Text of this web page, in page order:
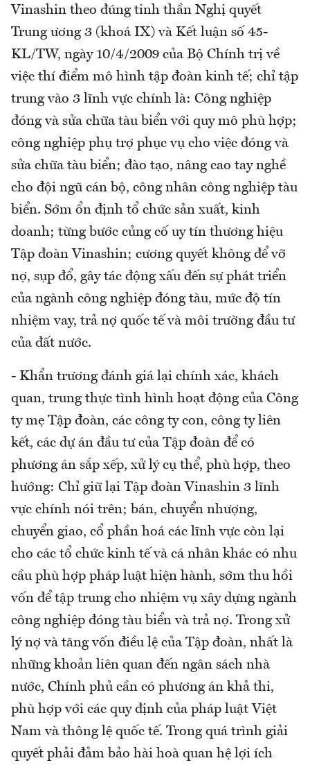
Vinashin theo đúng tinh thần Nghị quyết
Trung ương 3 (khoá IX) và Kết luận số 45-
KL/TW, ngày 10/4/2009 của Bộ Chính trị về
việc thí điểm mô hình tập đoàn kinh tế; chỉ tập
trung vào 3 lĩnh vực chính là: Công nghiệp
đóng và sửa chữa tàu biển với quy mô phù hợp;
công nghiệp phụ trợ phục vụ cho việc đóng và
sửa chữa tàu biển; đào tạo, nâng cao tay nghề
cho đội ngũ cán bộ, công nhân công nghiệp tàu
biển. Sớm ổn định tổ chức sản xuất, kinh
doanh; từng bước củng cố uy tín thương hiệu
Tập đoàn Vinashin; cương quyết không để vỡ
nợ, sụp đổ, gây tác động xấu đến sự phát triển
của ngành công nghiệp đóng tàu, mức độ tín
nhiệm vay, trả nợ quốc tế và môi trường đầu tư
của đất nước.
- Khẩn trương đánh giá lại chính xác, khách
quan, trung thực tình hình hoạt động của Công
ty mẹ Tập đoàn, các công ty con, công ty liên
kết, các dự án đầu tư của Tập đoàn để có
phương án sắp xếp, xử lý cụ thể, phù hợp, theo
hướng: Chỉ giữ lại Tập đoàn Vinashin 3 lĩnh
vực chính nói trên; bán, chuyển nhượng,
chuyển giao, cổ phần hoá các lĩnh vực còn lại
cho các tổ chức kinh tế và cá nhân khác có nhu
cầu phù hợp pháp luật hiện hành, sớm thu hồi
vốn để tập trung cho nhiệm vụ xây dựng ngành
công nghiệp đóng tàu biển và trả nợ. Trong xử
lý nợ và tăng vốn điều lệ của Tập đoàn, nhất là
những khoản liên quan đến ngân sách nhà
nước, Chính phủ cần có phương án khả thi,
phù hợp với các quy định của pháp luật Việt
Nam và thông lệ quốc tế. Trong quá trình giải
quyết phải đảm bảo hài hoà quan hệ lợi ích